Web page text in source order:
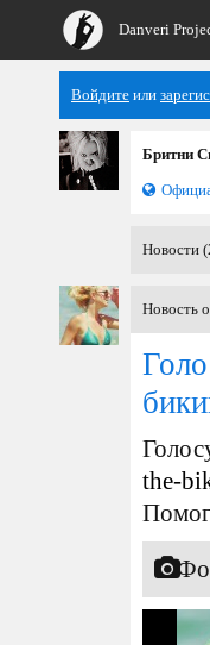
Danveri
Войдите или
Бритни
Новости
Новость
the-